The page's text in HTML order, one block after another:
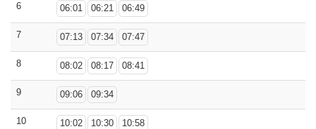
6 06:01 06:21 06:49
7 07:13 07:34 07:47
8 08:02 08:17 08:41
9 09:06 09:34
10 10:02 10:30 10:58